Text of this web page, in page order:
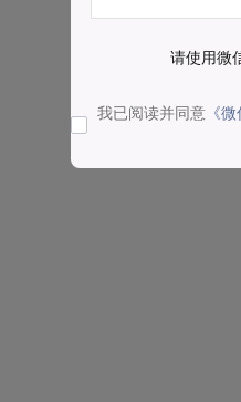
请使用微
我已阅读并同意 《